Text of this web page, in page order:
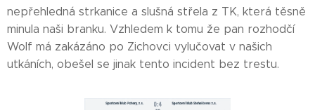
nepřehledná strkanice a slušná střela z TK, která těsně
minula naši branku. Vzhledem k tomu že pan rozhodčí
Wolf má zakázáno po Zichovci vylučovat v našich
utkáních, obešel se jinak tento incident bez trestu.